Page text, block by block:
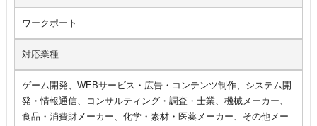
ワークポート
対応業種
ゲーム開発、WEBサービス・広告・コンテンツ制作、システム開
発・情報通信、コンサルティング・調査・士業、機械メーカー、
食品・消費財メーカー、化学・素材・医薬メーカー、その他メー